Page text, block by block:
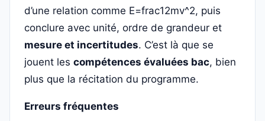
d’une relation comme E=frac12mv^2, puis
conclure avec unité, ordre de grandeur et
mesure et incertitudes. C’est là que se
jouent les compétences évaluées bac, bien
plus que la récitation du programme.
Erreurs fréquentes